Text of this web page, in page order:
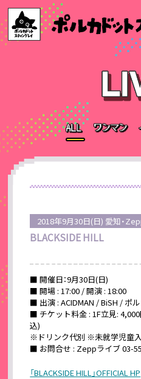
2018年9月30日(日) 愛知・
BLACKSIDE HILL
■ 開催日：9月30日(日)
■ 開場 : 17:00 / 開演 : 18:00
■ 出演 : ACIDMAN / BiSH / ポ
■ チケット料金 : 1F立見:
込)
※ドリンク代別 ※未就学児童
■ お問合せ : Zeppライブ 03-
「BLACKSIDE HILL」OFFICIAL HP